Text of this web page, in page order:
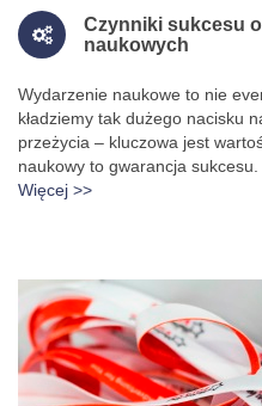
Czynniki sukcesu
naukowych
Wydarzenie naukowe to nie
kładziemy tak dużego nacisku
przeżycia – kluczowa jest
naukowy to gwarancja sukcesu.
Więcej >>